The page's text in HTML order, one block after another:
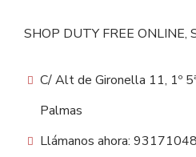
SHOP DUTY FREE ONLINE,
C/ Alt de Gironella 11, 1º
Palmas
Llámanos ahora: